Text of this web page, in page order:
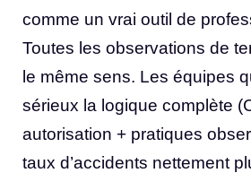
comme un vrai outil de
Toutes les observations de
le même sens. Les équipes
sérieux la logique complète
autorisation + pratiques
taux d’accidents nettement